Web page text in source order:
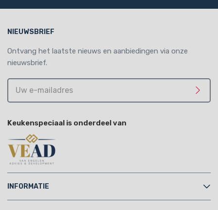
NIEUWSBRIEF
Ontvang het laatste nieuws en aanbiedingen via onze
nieuwsbrief.
Meld
Keukenspeciaal is onderdeel van
INFORMATIE